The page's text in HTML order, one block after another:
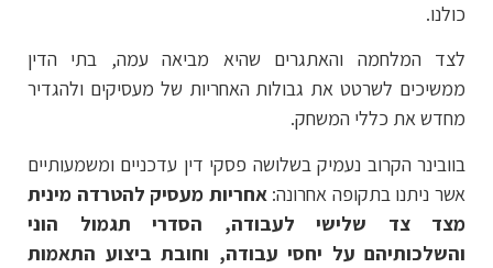
כולנו.
לצד המלחמה והאתגרים שהיא מביאה עמה, בתי הדין
ממשיכים לשרטט את גבולות האחריות של מעסיקים ולהגדיר
מחדש את כללי המשחק.
בוובינר הקרוב נעמיק בשלושה פסקי דין עדכניים ומשמעותיים
אשר ניתנו בתקופה אחרונה:אחריות מעסיק להטרדה מינית
מצד צד שלישי לעבודה, הסדרי תגמול הוני
והשלכותיהם על יחסי עבודה, וחובת ביצוע התאמות